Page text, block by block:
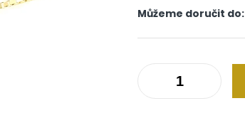
cena:
Můžeme doručit do: